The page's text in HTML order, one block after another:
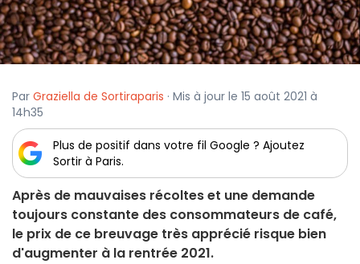
Par Graziella de Sortiraparis · Mis à jour le 15 août 2021 à
14h35
Plus de positif dans votre fil Google ? Ajoutez
Sortir à Paris.
Après de mauvaises récoltes et une demande
toujours constante des consommateurs de café,
le prix de ce breuvage très apprécié risque bien
d'augmenter à la rentrée 2021.